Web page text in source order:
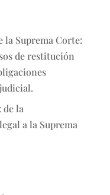
la Suprema Corte:
de restitución
la
a la Suprema